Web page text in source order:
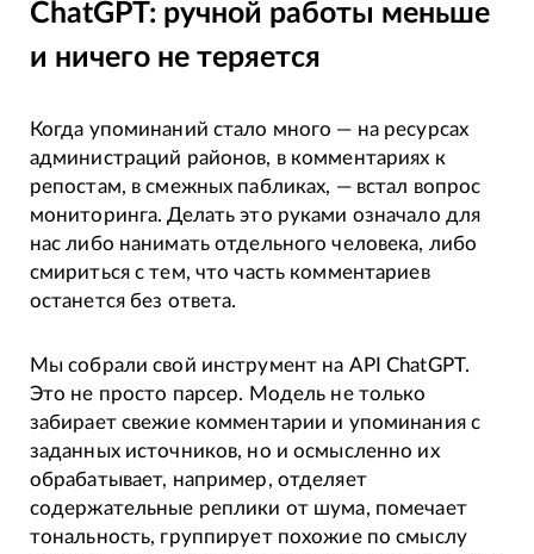
ChatGPT: ручной работы меньше
и ничего не теряется
Когда упоминаний стало много — на ресурсах
администраций районов, в комментариях к
репостам, в смежных пабликах, — встал вопрос
мониторинга. Делать это руками означало для
нас либо нанимать отдельного человека, либо
смириться с тем, что часть комментариев
останется без ответа.
Мы собрали свой инструмент на API ChatGPT.
Это не просто парсер. Модель не только
забирает свежие комментарии и упоминания с
заданных источников, но и осмысленно их
обрабатывает, например, отделяет
содержательные реплики от шума, помечает
тональность, группирует похожие по смыслу